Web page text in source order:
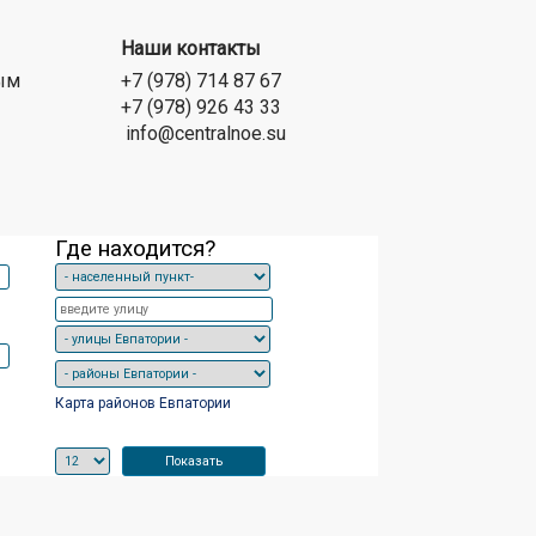
Наши контакты
+7 (978) 714 87 67
+7 (978) 926 43 33
info@centralnoe.su
Где находится?
Карта районов Евпатории